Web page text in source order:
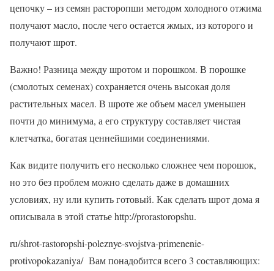
цепочку – из семян расторопши методом холодного отжима
получают масло, после чего остается жмых, из которого и
получают шрот.
Важно! Разница между шротом и порошком. В порошке
(смолотых семенах) сохраняется очень высокая доля
растительных масел. В шроте же объем масел уменьшен
почти до минимума, а его структуру составляет чистая
клетчатка, богатая ценнейшими соединениями.
Как видите получить его несколько сложнее чем порошок,
но это без проблем можно сделать даже в домашних
условиях, ну или купить готовый. Как сделать шрот дома я
описывала в этой статье http://prorastoropshu.
ru/shrot-rastoropshi-poleznye-svojstva-primenenie-
protivopokazaniya/ Вам понадобится всего 3 составляющих: